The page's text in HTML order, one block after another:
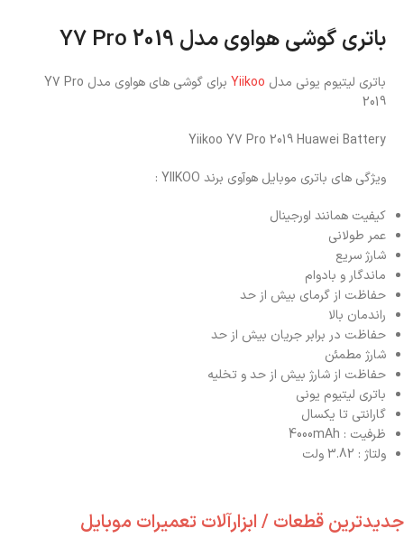
باتری گوشی هواوی مدل Y7 Pro 2019
باتری لیتیوم یونی مدل Yiikoo
برای گوشی های هواوی مدل Y7 Pro
2019
Yiikoo Y7 Pro 2019 Huawei Battery
ویژگی های باتری موبایل هوآوی برند YIIKOO :
کیفیت همانند اورجینال
عمر طولانی
شارژ سریع
ماندگار و بادوام
حفاظت از گرمای بیش از حد
راندمان بالا
حفاظت در برابر جریان بیش از حد
شارژ مطمئن
حفاظت از شارژ بیش از حد و تخلیه
باتری لیتیوم یونی
گارانتی تا یکسال
ظرفیت : 4000mAh
ولتاژ : 3.82 ولت
جدیدترین قطعات / ابزارآلات تعمیرات موبایل